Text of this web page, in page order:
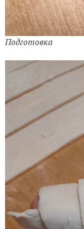
Подготовка